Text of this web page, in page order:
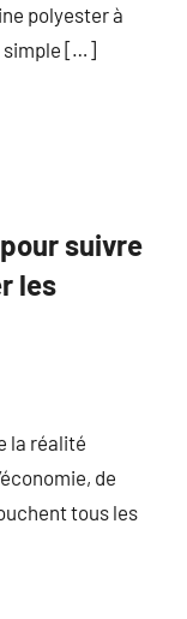
polyester à
simple […]
suivre
les
la réalité
de
tous les